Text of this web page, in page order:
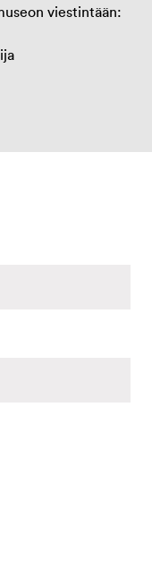
viestintään: